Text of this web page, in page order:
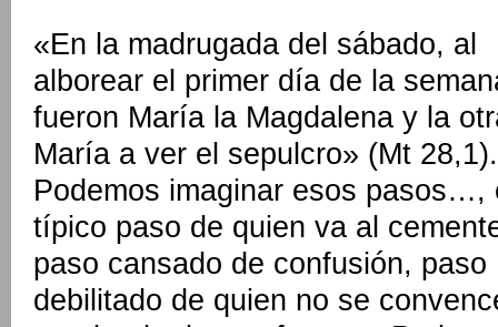
«En la madrugada del sábado, al
alborear el primer día de la
fueron María la Magdalena y la
María a ver el sepulcro» (Mt 28,1).
Podemos imaginar esos pasos…,
típico paso de quien va al
paso cansado de confusión, paso
debilitado de quien no se